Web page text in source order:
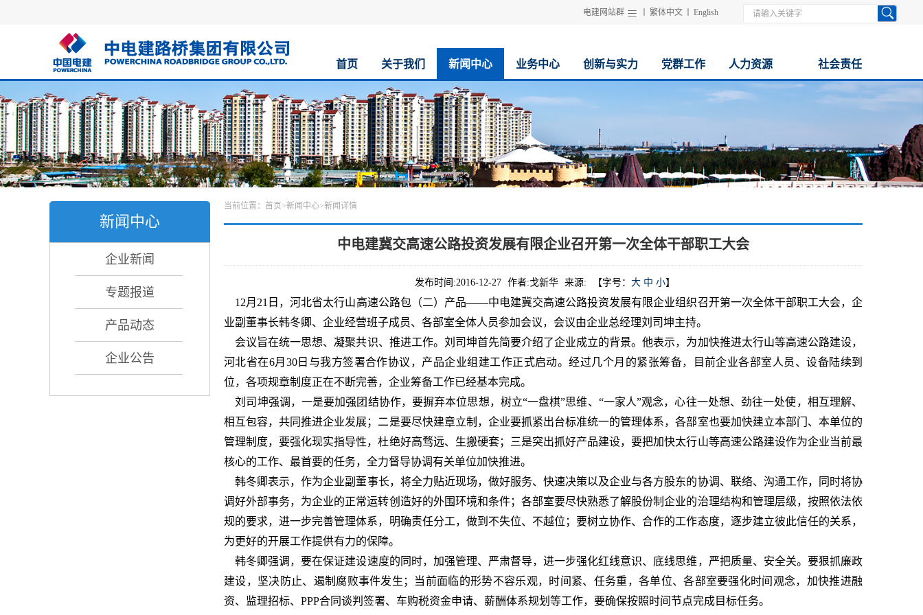
电建网站群 繁体中文 English
首页 关于我们 新闻中心 业务中心 创新与实力 党群工作 人力资源 社会责任
新闻中心
企业新闻
专题报道
产品动态
企业公告
当前位置： 首页 >新闻中心>新闻详情
中电建冀交高速公路投资发展有限企业召开第一次全体干部职工大会
发布时间:2016-12-27 作者:戈新华 来源: 【字号： 大 中 小】
12月21日，河北省太行山高速公路包（二）产品——中电建冀交高速公路投资发展有限企业组织召开第一次全体干部职工大会，企
业副董事长韩冬卿、企业经营班子成员、各部室全体人员参加会议，会议由企业总经理刘司坤主持。
会议旨在统一思想、凝聚共识、推进工作。刘司坤首先简要介绍了企业成立的背景。他表示，为加快推进太行山等高速公路建设，
河北省在6月30日与我方签署合作协议，产品企业组建工作正式启动。经过几个月的紧张筹备，目前企业各部室人员、设备陆续到
位，各项规章制度正在不断完善，企业筹备工作已经基本完成。
刘司坤强调，一是要加强团结协作，要摒弃本位思想，树立“一盘棋”思维、“一家人”观念，心往一处想、劲往一处使，相互理解、
相互包容，共同推进企业发展；二是要尽快建章立制，企业要抓紧出台标准统一的管理体系，各部室也要加快建立本部门、本单位的
管理制度，要强化现实指导性，杜绝好高骛远、生搬硬套；三是突出抓好产品建设，要把加快太行山等高速公路建设作为企业当前最
核心的工作、最首要的任务，全力督导协调有关单位加快推进。
韩冬卿表示，作为企业副董事长，将全力贴近现场，做好服务、快速决策以及企业与各方股东的协调、联络、沟通工作，同时将协
调好外部事务，为企业的正常运转创造好的外围环境和条件；各部室要尽快熟悉了解股份制企业的治理结构和管理层级，按照依法依
规的要求，进一步完善管理体系，明确责任分工，做到不失位、不越位；要树立协作、合作的工作态度，逐步建立彼此信任的关系，
为更好的开展工作提供有力的保障。
韩冬卿强调，要在保证建设速度的同时，加强管理、严肃督导，进一步强化红线意识、底线思维，严把质量、安全关。要狠抓廉政
建设，坚决防止、遏制腐败事件发生；当前面临的形势不容乐观，时间紧、任务重，各单位、各部室要强化时间观念，加快推进融
资、监理招标、PPP合同谈判签署、车购税资金申请、薪酬体系规划等工作，要确保按照时间节点完成目标任务。